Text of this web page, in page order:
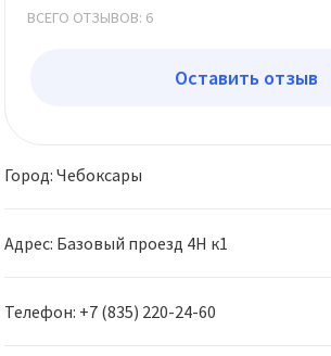
Город: Чебоксары
Адрес: Базовый проезд 4Н к1
Телефон: +7 (835) 220-24-60
ВСЕГО ОТЗЫВОВ: 6
Оставить отзыв